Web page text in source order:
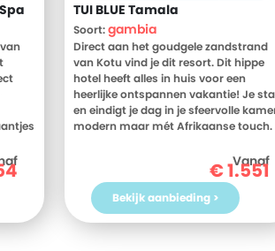
en
TUI BLUE Tamala
Soort:gambia
Direct aan het goudgele zandstrand
van Kotu vind je dit resort. Dit hippe
hotel heeft alles in huis voor een
heerlijke ontspannen vakantie! Je
en eindigt je dag in je sfeervolle
modern maar mét Afrikaanse touch.
één van de palmbomen op het strand
of in de Spa. Maar zoek ook zeker een
keer het knusse Kotu of het levendige
Kololi op. Fijne vakantie!
Vanaf
€1.551
Bekijk aanbieding >